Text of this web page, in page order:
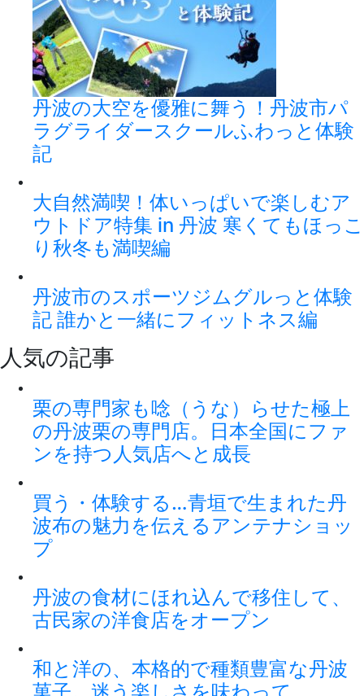
丹波の大空を優雅に舞う！丹波市パ
ラグライダースクールふわっと体験
記
大自然満喫！体いっぱいで楽しむア
ウトドア特集 in 丹波 寒くてもほっこ
り秋冬も満喫編
丹波市のスポーツジムグルっと体験
記 誰かと一緒にフィットネス編
人気の記事
栗の専門家も唸（うな）らせた極上
の丹波栗の専門店。日本全国にファ
ンを持つ人気店へと成長
買う・体験する…青垣で生まれた丹
波布の魅力を伝えるアンテナショッ
プ
丹波の食材にほれ込んで移住して、
古民家の洋食店をオープン
和と洋の、本格的で種類豊富な丹波